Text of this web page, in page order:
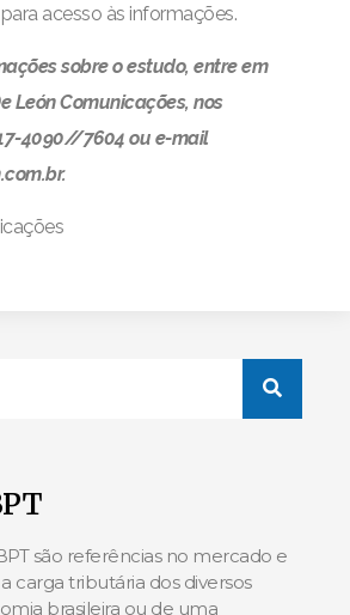
acesso às informações.
sobre o estudo, entre em
León Comunicações, nos
4090//7604 ou e-mail
são referências no mercado e
carga tributária dos diversos
brasileira ou de uma